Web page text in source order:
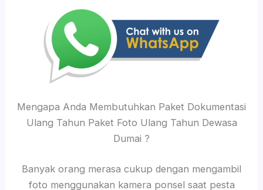
Mengapa Anda Membutuhkan Paket Dokumentasi
Ulang Tahun Paket Foto Ulang Tahun Dewasa
Dumai ?
Banyak orang merasa cukup dengan mengambil
foto menggunakan kamera ponsel saat pesta